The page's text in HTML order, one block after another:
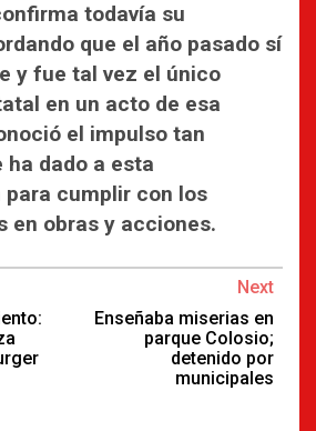
todavía su
que el año pasado sí
y fue tal vez el único
en un acto de esa
el impulso tan
dado a esta
cumplir con los
en obras y acciones.
Next
Enseñaba miserias en
parque Colosio;
detenido por
municipales